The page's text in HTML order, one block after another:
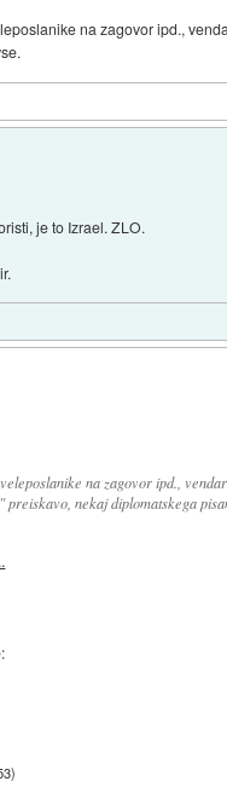
na zagovor ipd.,
je to Izrael. ZLO.
na zagovor ipd.,
nekaj diplomatskega
)